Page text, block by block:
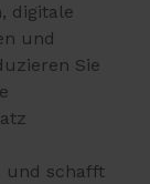
digitale
und
Sie
und schafft